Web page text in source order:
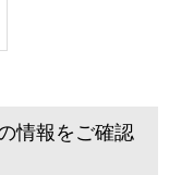
情報をご確認